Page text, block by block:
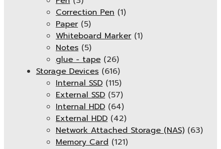
Correction Pen (1)
Paper (5)
Whiteboard Marker (1)
Notes (5)
glue - tape (26)
Storage Devices (616)
Internal SSD (115)
External SSD (57)
Internal HDD (64)
External HDD (42)
Network Attached Storage (NAS) (63)
Memory Card (121)